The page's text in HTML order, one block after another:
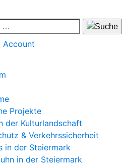
Account
Projekte
der Kulturlandschaft
& Verkehrssicherheit
in der Steiermark
in der Steiermark